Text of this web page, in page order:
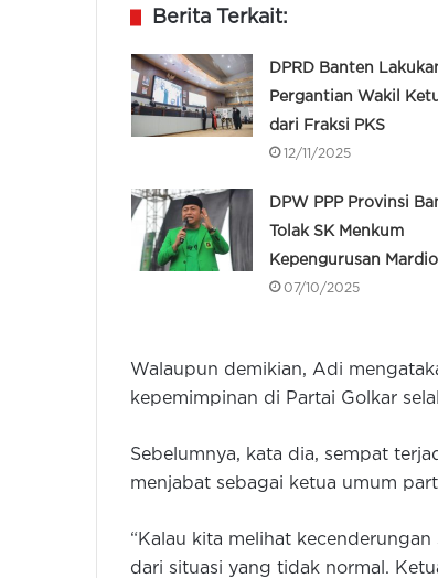
Berita Terkait:
DPRD Banten
Pergantian Wakil
dari Fraksi PKS
12/11/2025
DPW PPP Provinsi
Tolak SK Menkum
Kepengurusan
07/10/2025
Walaupun demikian, Adi
kepemimpinan di Partai Golkar
Sebelumnya, kata dia, sempat
menjabat sebagai ketua umum
“Kalau kita melihat
dari situasi yang tidak normal.